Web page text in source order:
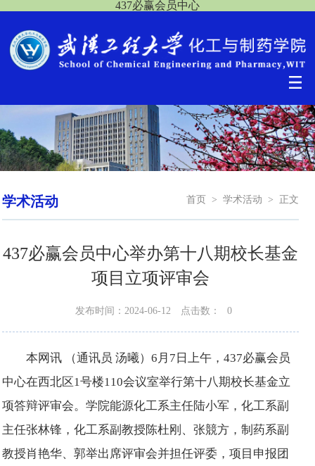
437必赢会员中心
学术活动 首页 > 学术活动 > 正文
437必赢会员中心举办第十八期校长基金
项目立项评审会
发布时间：2024-06-12 点击数： 0
本网讯 （通讯员 汤曦）6月7日上午，437必赢会员
中心在西北区1号楼110会议室举行第十八期校长基金立
项答辩评审会。学院能源化工系主任陆小军，化工系副
主任张林锋，化工系副教授陈杜刚、张競方，制药系副
教授肖艳华、郭举出席评审会并担任评委，项目申报团